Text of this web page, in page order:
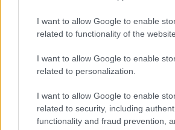
I want to allow Google to enable
related to functionality of the
I want to allow Google to enable
related to personalization.
I want to allow Google to enable
related to security, including
functionality and fraud prevention,
Μαγειρικά σκεύη και υγεία: Τι
μελέτες